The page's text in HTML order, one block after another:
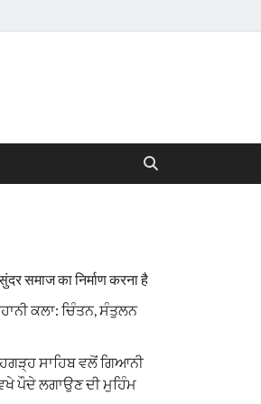
समाज का निर्माण करना है
ਕਲਾ: ਚਿੰਤਨ, ਸੰਤੁਲਨ
ਸਾਹਿਬ ਵਲੋਂ ਗਿਆਨੀ
ਪੌਦੇ ਲਗਾਉਣ ਦੀ ਮੁਹਿੰਮ